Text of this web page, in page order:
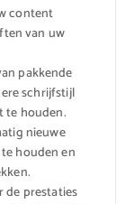
content
van uw
pakkende
schrijfstijl
te houden.
nieuwe
houden en
de prestaties